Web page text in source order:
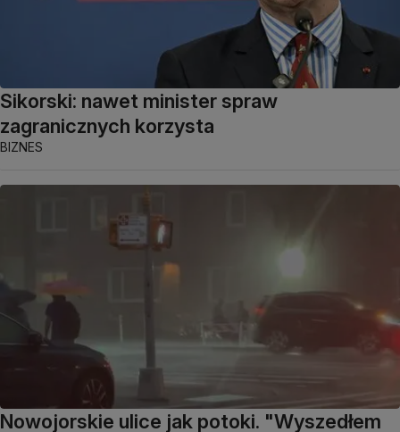
Sikorski: nawet minister spraw
zagranicznych korzysta
BIZNES
Nowojorskie ulice jak potoki. "Wyszedłem